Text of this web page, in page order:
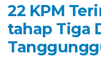
22 KPM
tahap Tiga